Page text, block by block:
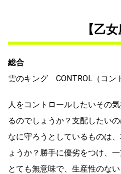
【乙女
総合
雲のキング CONTROL（コン
人をコントロールしたいその
るのでしょうか？支配したい
なに守ろうとしているものは
ょうか？勝手に優劣をつけ、
とても無意味で、生産性のな